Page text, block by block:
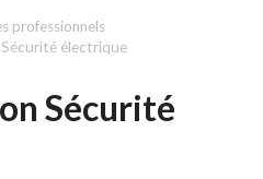
professionnels
Sécurité électrique
Sécurité